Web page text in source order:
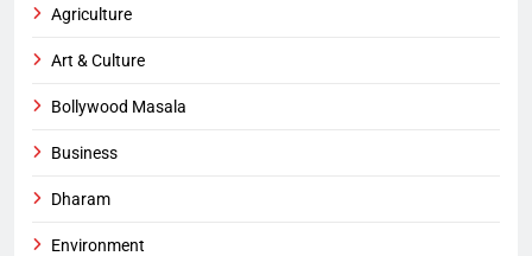
Agriculture
Art & Culture
Bollywood Masala
Business
Dharam
Environment